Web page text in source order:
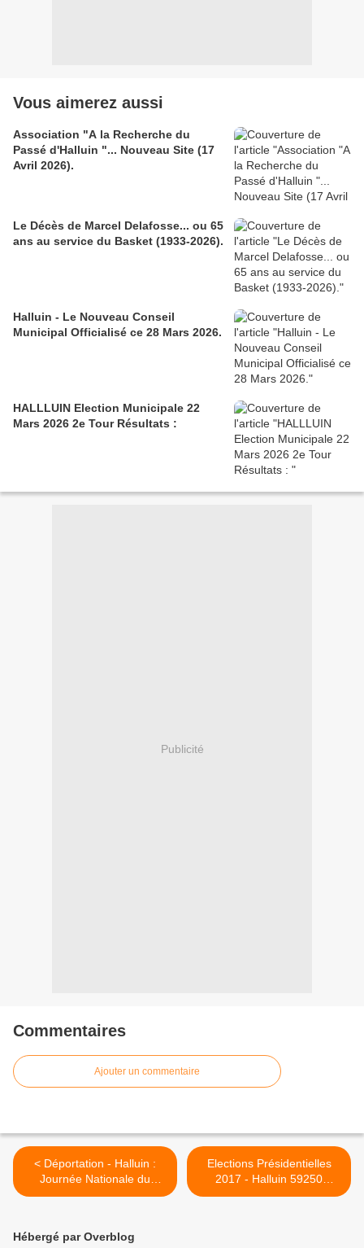
Vous aimerez aussi
Association "A la Recherche du
Passé d'Halluin "... Nouveau Site (17
Avril 2026).
Le Décès de Marcel Delafosse... ou 65
ans au service du Basket (1933-2026).
Halluin - Le Nouveau Conseil
Municipal Officialisé ce 28 Mars 2026.
HALLLUIN Election Municipale 22
Mars 2026 2e Tour Résultats :
Publicité
Commentaires
Ajouter un commentaire
< Déportation - Halluin :
Journée Nationale du
Souvenir le 30 Avril.
Elections Présidentielles
2017 - Halluin 59250
(Résultats du 2ème Tour). >
Hébergé par Overblog